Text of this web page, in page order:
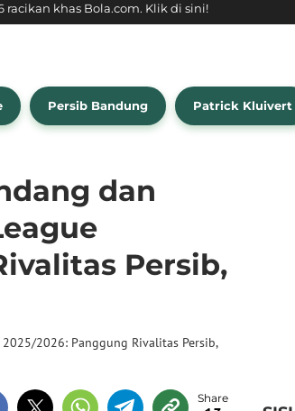
khas Bola.com. Klik di sini!
Persib Bandung Patrick Kluivert
dan
Persib,
2026: Panggung Rivalitas Persib,